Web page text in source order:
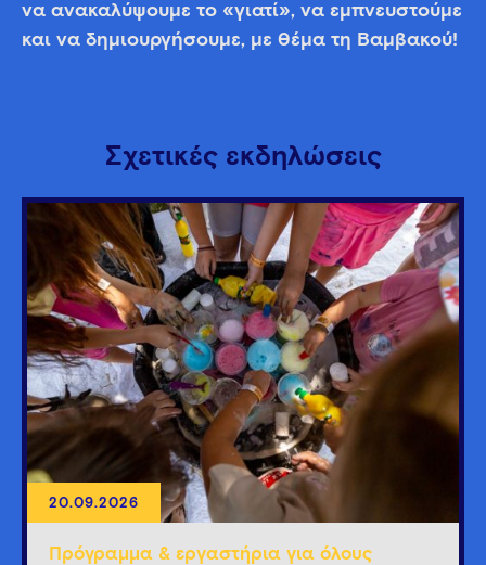
να ανακαλύψουμε το «γιατί», να εμπνευστούμε
και να δημιουργήσουμε, με θέμα τη Βαμβακού!
Σχετικές εκδηλώσεις
20.09.2026
Πρόγραμμα & εργαστήρια για όλους